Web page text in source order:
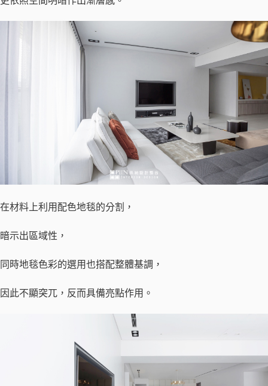
在材料上利用配色地毯的分割，
暗示出區域性，
同時地毯色彩的選用也搭配整體基調，
因此不顯突兀，反而具備亮點作用。